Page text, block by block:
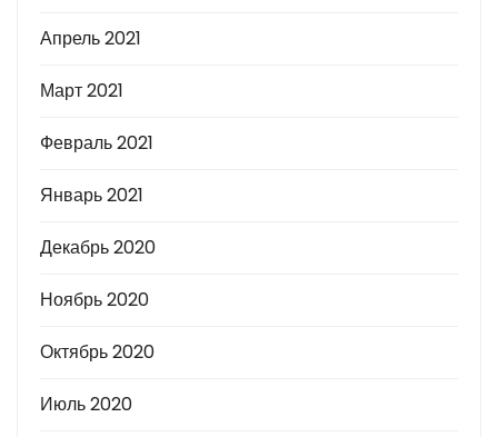
Апрель 2021
Март 2021
Февраль 2021
Январь 2021
Декабрь 2020
Ноябрь 2020
Октябрь 2020
Июль 2020